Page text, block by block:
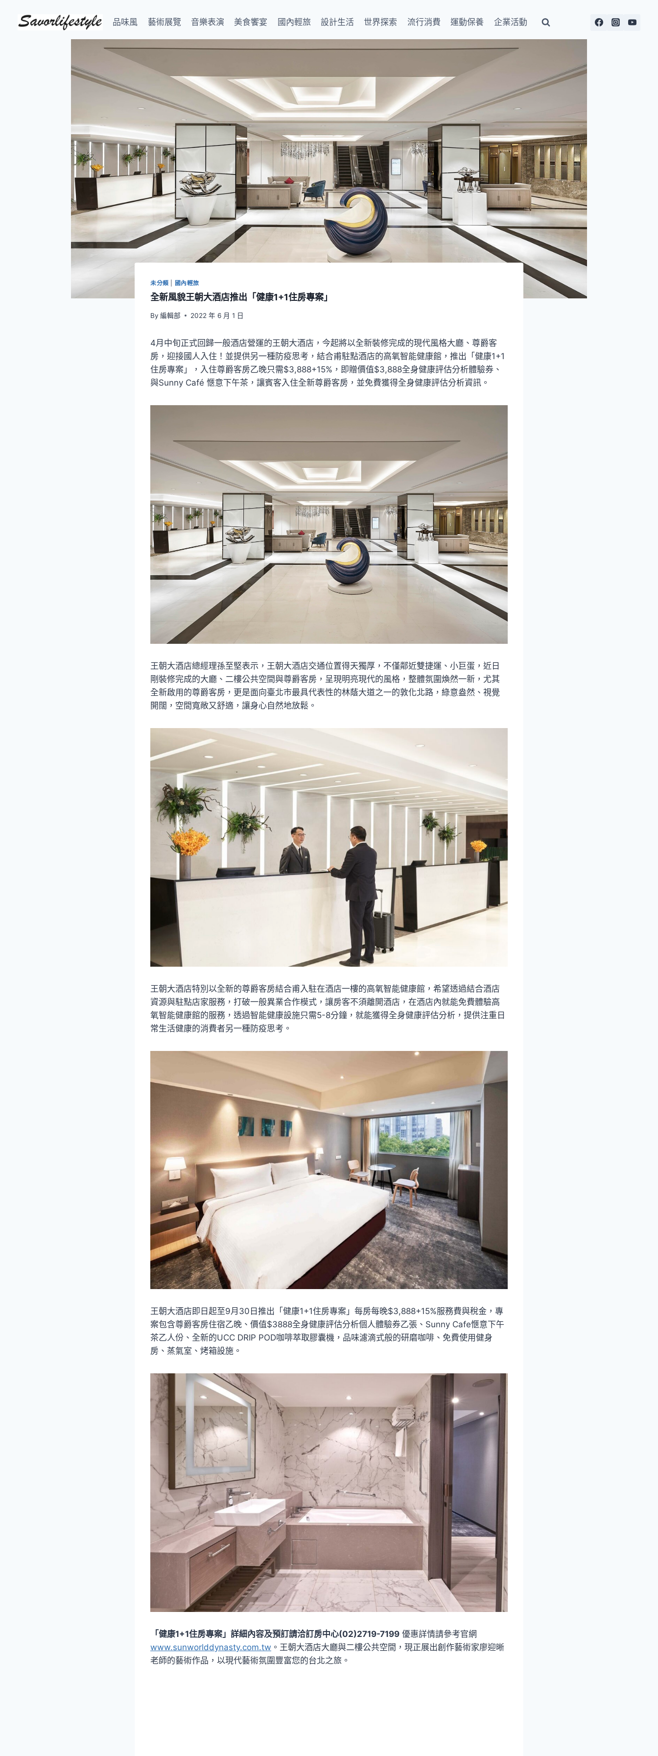
品味風 藝術展覽 音樂表演 美食饗宴 國內輕旅 設計生活 世界探索 流行消費 運動保養 企業活動
未分類 國內輕旅
全新風貌王朝大酒店推出「健康1+1住房專案」
By 編輯部 2022 年 6 月 1 日
4月中旬正式回歸一般酒店營運的王朝大酒店，今起將以全新裝修完成的現代風格大廳、尊爵客
房，迎接國人入住！並提供另一種防疫思考，結合甫駐點酒店的高氧智能健康館，推出「健康1+1
住房專案」，入住尊爵客房乙晚只需$3,888+15%，即贈價值$3,888全身健康評估分析體驗券、
與Sunny Café 愜意下午茶，讓賓客入住全新尊爵客房，並免費獲得全身健康評估分析資訊。
王朝大酒店總經理孫至堅表示，王朝大酒店交通位置得天獨厚，不僅鄰近雙捷運、小巨蛋，近日
剛裝修完成的大廳、二樓公共空間與尊爵客房，呈現明亮現代的風格，整體氛圍煥然一新，尤其
全新啟用的尊爵客房，更是面向臺北市最具代表性的林蔭大道之一的敦化北路，綠意盎然、視覺
開闊，空間寬敞又舒適，讓身心自然地放鬆。
王朝大酒店特別以全新的尊爵客房結合甫入駐在酒店一樓的高氧智能健康館，希望透過結合酒店
資源與駐點店家服務，打破一般異業合作模式，讓房客不須離開酒店，在酒店內就能免費體驗高
氧智能健康館的服務，透過智能健康設施只需5-8分鐘，就能獲得全身健康評估分析，提供注重日
常生活健康的消費者另一種防疫思考。
王朝大酒店即日起至9月30日推出「健康1+1住房專案」每房每晚$3,888+15%服務費與稅金，專
案包含尊爵客房住宿乙晚、價值$3888全身健康評估分析個人體驗券乙張、Sunny Cafe愜意下午
茶乙人份、全新的UCC DRIP POD咖啡萃取膠囊機，品味濾滴式般的研磨咖啡、免費使用健身
房、蒸氣室、烤箱設施。
「健康1+1住房專案」詳細內容及預訂請洽訂房中心(02)2719-7199 優惠詳情請參考官網
www.sunworlddynasty.com.tw 。王朝大酒店大廳與二樓公共空間，現正展出創作藝術家廖迎晰
老師的藝術作品，以現代藝術氛圍豐富您的台北之旅。